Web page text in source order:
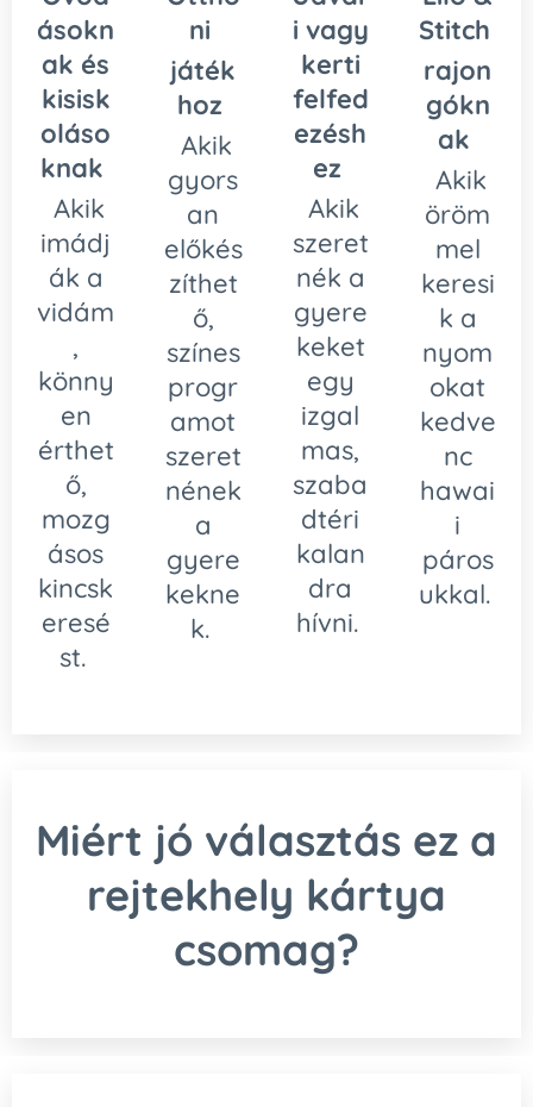
ásokn
ak és
kisisk
oláso
knak
Akik
imádj
ák a
vidám
,
könny
en
érthet
ő,
mozg
ásos
kincsk
eresé
st.
ni
játék
hoz
Akik
gyors
an
előkés
zíthet
ő,
színes
progr
amot
szeret
nének
a
gyere
kekne
k.
i vagy
kerti
felfed
ezésh
ez
Akik
szeret
nék a
gyere
keket
egy
izgal
mas,
szaba
dtéri
kalan
dra
hívni.
Stitch
rajon
gókn
ak
Akik
öröm
mel
keresi
k a
nyom
okat
kedve
nc
hawai
i
páros
ukkal.
Miért jó választás ez a
rejtekhely kártya
csomag?